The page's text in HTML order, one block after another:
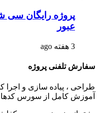
پروژه رایگان سی
عبور
3 هفته ago
سفارش تلفنی پروژه
طراحی ، پیاده سازی و اجرا
آموزش کامل از سورس